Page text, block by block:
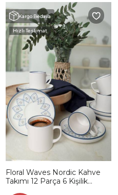
Kargo Bedava
Hızlı Teslimat
Floral Waves Nordic Kahve
Takımı 12 Parça 6 Kişilik